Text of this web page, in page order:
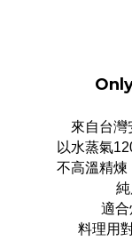
來自台灣
以水蒸氣
不高溫精煉
適合
料理用